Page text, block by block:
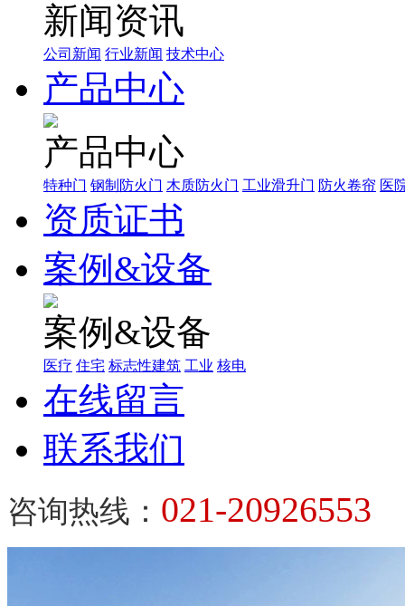
新闻资讯
公司新闻 行业新闻 技术中心
产品中心
产品中心
特种门 钢制防火门 木质防火门 工业滑升门 防火卷帘 医
资质证书
案例&设备
案例&设备
医疗 住宅 标志性建筑 工业 核电
在线留言
联系我们
咨询热线： 021-20926553